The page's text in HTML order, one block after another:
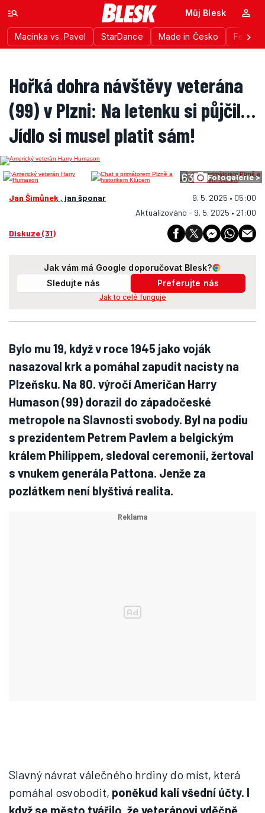
Macinka vs. Pavel StarDance Made in Česko
Můj Blesk
Hořká dohra návštěvy veterána
(99) v Plzni: Na letenku si půjčil…
Jídlo si musel platit sám!
63 Fotogalerie >
Jan Šimůnek , jan šponar
9. 5. 2025 • 05:00
Aktualizováno - 9. 5. 2025 • 21:00
Diskuze (31)
Jak vám má Google doporučovat Blesk?
Sledujte nás
Preferujte nás
Jak to celé funguje
Bylo mu 19, když v roce 1945 jako voják
nasazoval krk a pomáhal zapudit nacisty na
Plzeňsku. Na 80. výročí Američan Harry
Humason (99) dorazil do západočeské
metropole na Slavnosti svobody. Byl na podiu
s prezidentem Petrem Pavlem a belgickým
králem Philippem, sledoval ceremonii, žertoval
s vnukem generála Pattona. Jenže za
pozlátkem není blyštivá realita.
Slavný návrat válečného hrdiny do míst, která
pomáhal osvobodit, poněkud kalí všední účty. I
když se město tvářilo, že veteránovi vděčně